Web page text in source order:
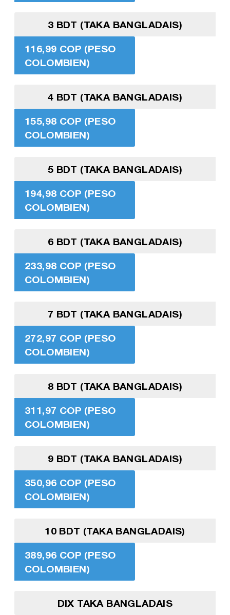
3 BDT (TAKA BANGLADAIS)
116,99 COP (PESO
COLOMBIEN)
4 BDT (TAKA BANGLADAIS)
155,98 COP (PESO
COLOMBIEN)
5 BDT (TAKA BANGLADAIS)
194,98 COP (PESO
COLOMBIEN)
6 BDT (TAKA BANGLADAIS)
233,98 COP (PESO
COLOMBIEN)
7 BDT (TAKA BANGLADAIS)
272,97 COP (PESO
COLOMBIEN)
8 BDT (TAKA BANGLADAIS)
311,97 COP (PESO
COLOMBIEN)
9 BDT (TAKA BANGLADAIS)
350,96 COP (PESO
COLOMBIEN)
10 BDT (TAKA BANGLADAIS)
389,96 COP (PESO
COLOMBIEN)
DIX TAKA BANGLADAIS